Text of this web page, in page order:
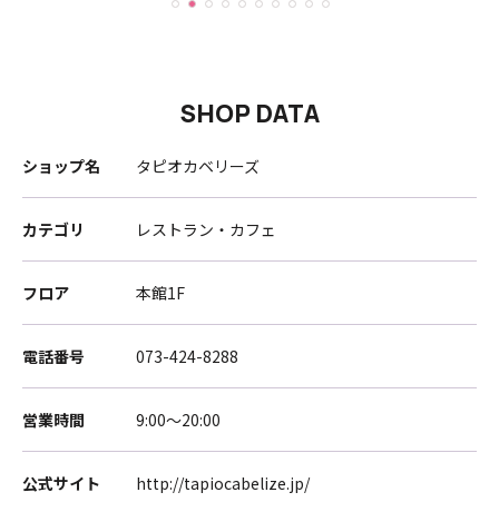
SHOP DATA
ショップ名 タピオカベリーズ
カテゴリ レストラン・カフェ
フロア 本館1F
電話番号 073-424-8288
営業時間 9:00～20:00
公式サイト http://tapiocabelize.jp/